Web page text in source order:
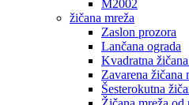
M2002
žičana mreža
Zaslon prozora
Lančana ograda
Kvadratna
Zavarena žičana
Šesterokutna